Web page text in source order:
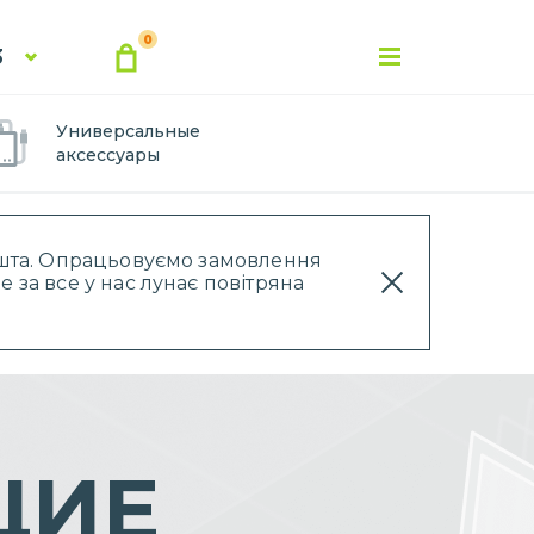
Опрацьовуємо замовлення
все у нас лунає повітряна
0
Универсальные
аксессуары